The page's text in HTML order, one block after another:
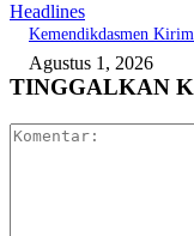
Headlines
Kemendikdasmen
Agustus 1, 2026
TINGGALKAN